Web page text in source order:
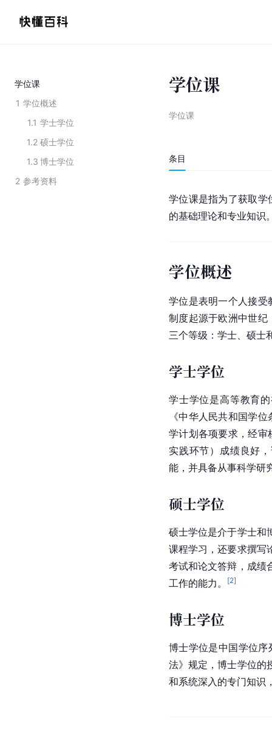
学位课
1 学位概述
1.1 学士学位
1.2 硕士学位
1.3 博士学位
2 参考资料
学位课
学位课
条目
学位课是指为了获取学
的基础理论和专业知识
学位概述
学位是表明一个人接受
制度起源于欧洲中世纪
三个等级：学士、硕士
学士学位
学士学位是高等教育
《中华人民共和国学
学计划各项要求，经审
实践环节）成绩良好
能，并具备从事科学研
硕士学位
硕士学位是介于学士和
课程学习，还要求撰写
考试和论文答辩，成绩
工作的能力。
[2]
博士学位
博士学位是中国学位
法》规定，博士学位的
和系统深入的专门知识